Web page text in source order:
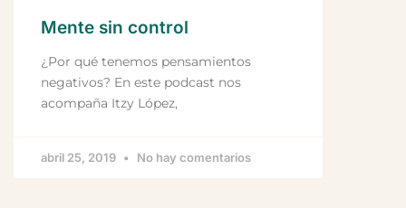
Mente sin control
¿Por qué tenemos pensamientos
negativos? En este podcast nos
acompaña Itzy López,
abril 25, 2019 No hay comentarios